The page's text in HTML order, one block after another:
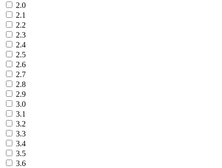
2.0
2.1
2.2
2.3
2.4
2.5
2.6
2.7
2.8
2.9
3.0
3.1
3.2
3.3
3.4
3.5
3.6